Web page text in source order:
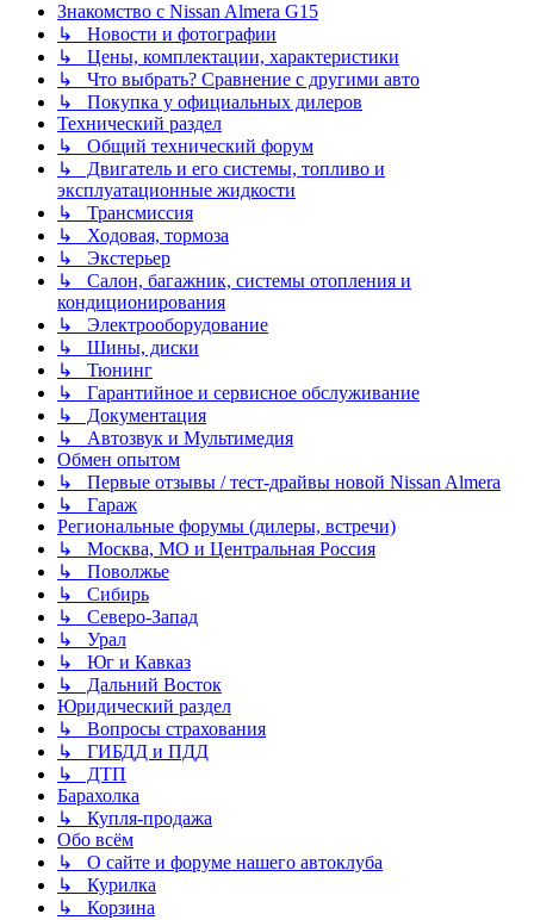
Знакомство с Nissan Almera G15
↳ Новости и фотографии
↳ Цены, комплектации, характеристики
↳ Что выбрать? Сравнение с другими авто
↳ Покупка у официальных дилеров
Технический раздел
↳ Общий технический форум
↳ Двигатель и его системы, топливо и
эксплуатационные жидкости
↳ Трансмиссия
↳ Ходовая, тормоза
↳ Экстерьер
↳ Салон, багажник, системы отопления и
кондиционирования
↳ Электрооборудование
↳ Шины, диски
↳ Тюнинг
↳ Гарантийное и сервисное обслуживание
↳ Документация
↳ Автозвук и Мультимедия
Обмен опытом
↳ Первые отзывы / тест-драйвы новой Nissan Almera
↳ Гараж
Региональные форумы (дилеры, встречи)
↳ Москва, МО и Центральная Россия
↳ Поволжье
↳ Сибирь
↳ Северо-Запад
↳ Урал
↳ Юг и Кавказ
↳ Дальний Восток
Юридический раздел
↳ Вопросы страхования
↳ ГИБДД и ПДД
↳ ДТП
Барахолка
↳ Купля-продажа
Обо всём
↳ О сайте и форуме нашего автоклуба
↳ Курилка
↳ Корзина